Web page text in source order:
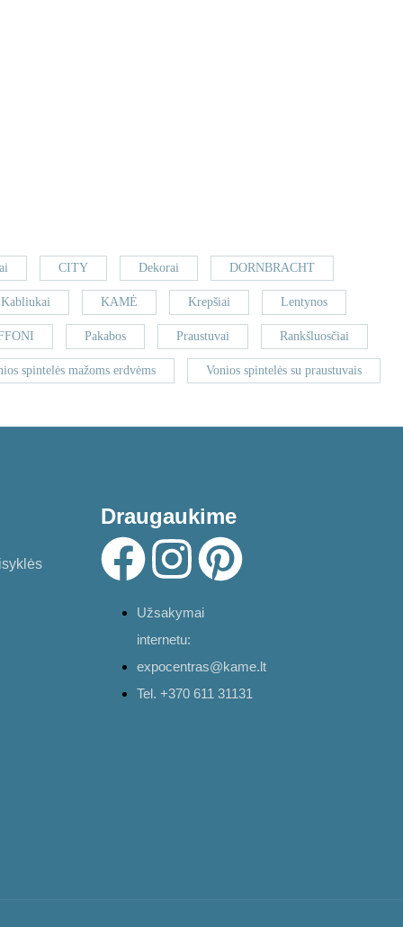
CITY Dekorai DORNBRACHT
Kabliukai KAMĖ Krepšiai Lentynos
Pakabos Praustuvai Rankšluosčiai
spintelės mažoms erdvėms Vonios spintelės su praustuvais
Draugaukime
Užsakymai
internetu:
expocentras@kame.lt
Tel. +370 611 31131